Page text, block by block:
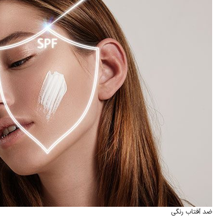
ضد آفتاب رنگی